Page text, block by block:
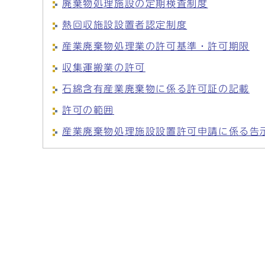
廃棄物処理施設の定期検査制度
熱回収施設設置者認定制度
産業廃棄物処理業の許可基準・許可期限
収集運搬業の許可
石綿含有産業廃棄物に係る許可証の記載
許可の範囲
産業廃棄物処理施設設置許可申請に係る告